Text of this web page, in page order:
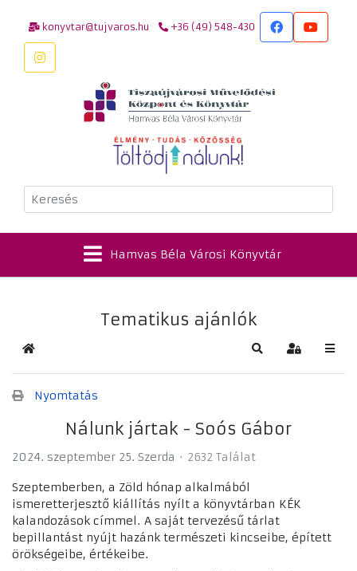
konyvtar@tujvaros.hu +36 (49) 548-430
Keresés
Hamvas Béla Városi Könyvtár
Tematikus ajánlók
Kezdőlap Keresés
Nyomtatás
Nálunk jártak - Soós Gábor
2024. szeptember 25. Szerda 2632 Találat
Szeptemberben, a Zöld hónap alkalmából
ismeretterjesztő kiállítás nyílt a könyvtárban KÉK
kalandozások címmel. A saját tervezésű tárlat
bepillantást nyújt hazánk természeti kincseibe, épített
örökségeibe, értékeibe.